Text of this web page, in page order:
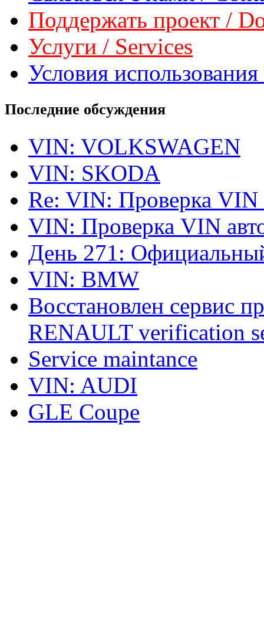
Поддержать проект /
Услуги / Services
Условия
Последние обсуждения
VIN: VOLKSWAGEN
VIN: SKODA
Re: VIN: Проверка VIN
VIN: Проверка VIN
День 271:
VIN: BMW
Восстановлен сервис
RENAULT verification
Service maintance
VIN: AUDI
GLE Coupe